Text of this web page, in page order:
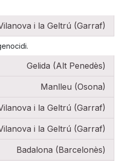
i la Geltrú (Garraf)
Gelida (Alt Penedès)
Manlleu (Osona)
i la Geltrú (Garraf)
i la Geltrú (Garraf)
Badalona (Barcelonès)